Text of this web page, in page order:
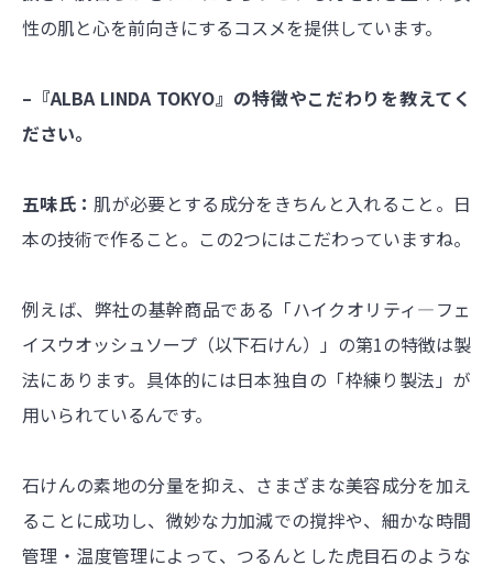
性の肌と心を前向きにするコスメを提供しています。
–『ALBA LINDA TOKYO』の特徴やこだわりを教えてく
ださい。
五味氏： 肌が必要とする成分をきちんと入れること。日
本の技術で作ること。この2つにはこだわっていますね。
例えば、弊社の基幹商品である「ハイクオリティ―フェ
イスウオッシュソープ（以下石けん）」の第1の特徴は製
法にあります。具体的には日本独自の「枠練り製法」が
用いられているんです。
石けんの素地の分量を抑え、さまざまな美容成分を加え
ることに成功し、微妙な力加減での撹拌や、細かな時間
管理・温度管理によって、つるんとした虎目石のような